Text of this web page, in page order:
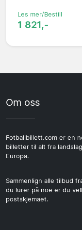
Les mer/Bestill
1 821,-
Om oss
Fotballbillett.com er en
billetter til alt fra
Europa.
Sammenlign alle tilbud
du lurer på noe er du
postskjemaet.